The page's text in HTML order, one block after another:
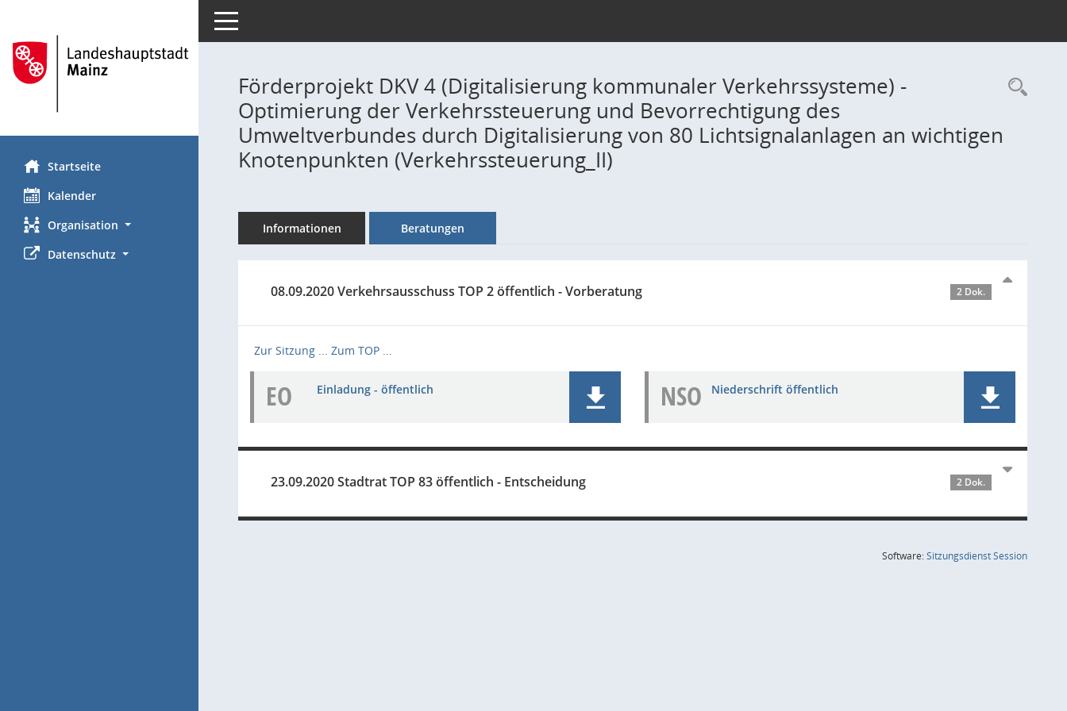
Startseite
Kalender
Organisation
Datenschutz
Toggle navigation
Förderprojekt DKV 4 (Digitalisierung kommunaler Verkehrssysteme) -
Optimierung der Verkehrssteuerung und Bevorrechtigung des
Umweltverbundes durch Digitalisierung von 80 Lichtsignalanlagen an wichtigen
Knotenpunkten (Verkehrssteuerung_II)
Informationen Beratungen
08.09.2020 Verkehrsausschuss TOP 2 öffentlich - Vorberatung 2 Dok.
Zur Sitzung ... Zum TOP ...
EO Einladung - öffentlich NSO Niederschrift öffentlich
23.09.2020 Stadtrat TOP 83 öffentlich - Entscheidung 2 Dok.
Software:SitzungsdienstSession(Wird in